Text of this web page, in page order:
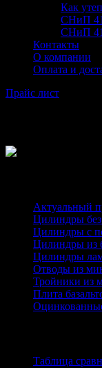
Как
СНиП
СНиП
Контакты
О компании
Оплата и
Прайс лист
Актуальный
Цилиндры
Цилиндры с
Цилиндры из
Цилиндры
Отводы из
Тройники из
Плита
Таблица